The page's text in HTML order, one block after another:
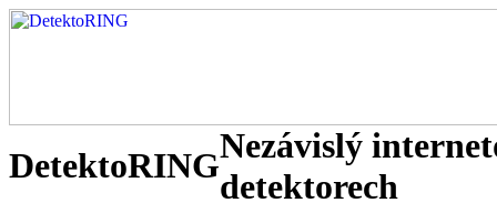
DetektoRINGNezávislý
detektorech